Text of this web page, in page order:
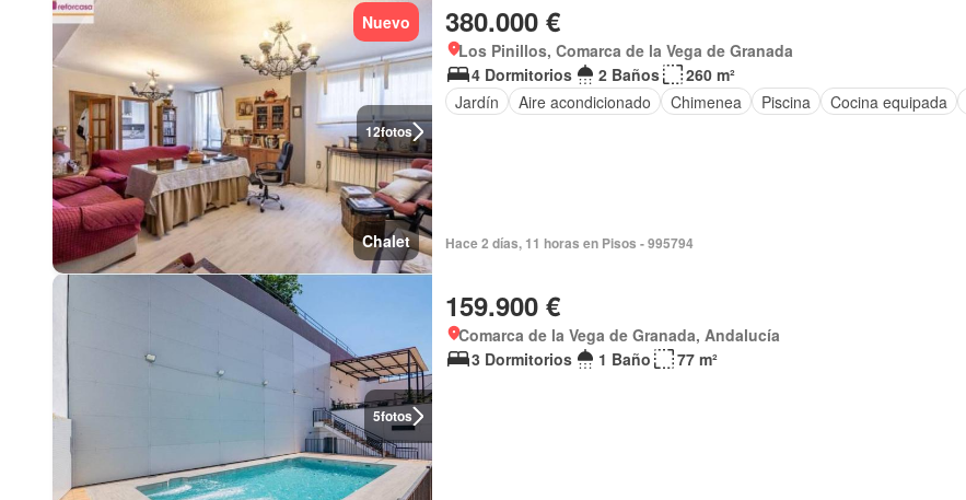
12fotos
Nuevo
Chalet
380.000 €
Los Pinillos, Comarca de la Vega de Granada
4 Dormitorios
2 Baños
260 m²
Jardín
Aire acondicionado Chimenea Piscina Cocina equipada
Hace 2 días, 11 horas en Pisos - 995794
5fotos
159.900 €
Comarca de la Vega de Granada, Andalucía
3 Dormitorios
1 Baño 77 m²